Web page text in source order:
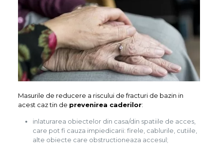
Masurile de reducere a riscului de fracturi de bazin in
acest caz tin de prevenirea caderilor:
inlaturarea obiectelor din casa/din spatiile de acces,
care pot fi cauza impiedicarii: firele, cablurile, cutiile,
alte obiecte care obstructioneaza accesul;